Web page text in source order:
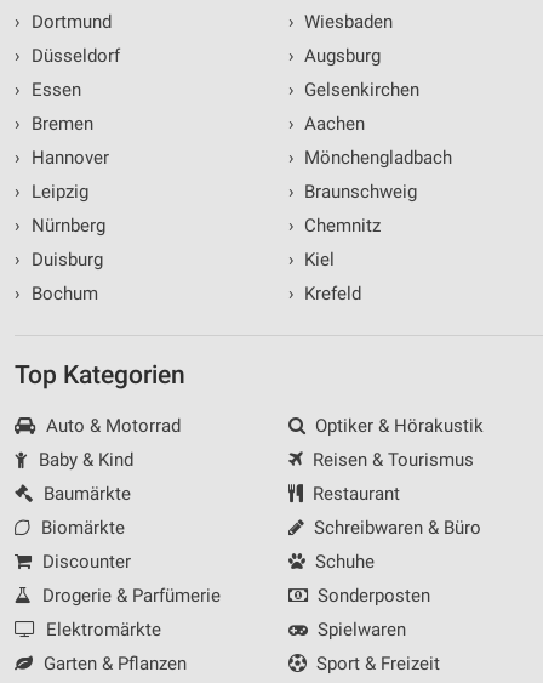
›
Dortmund
›
Düsseldorf
›
Essen
›
Bremen
›
Hannover
›
Leipzig
›
Nürnberg
›
Duisburg
›
Bochum
› Wiesbaden
› Augsburg
› Gelsenkirchen
› Aachen
› Mönchengladbach
› Braunschweig
› Chemnitz
› Kiel
› Krefeld
Top Kategorien
Auto & Motorrad
Baby & Kind
Baumärkte
Biomärkte
Discounter
Drogerie & Parfümerie
Elektromärkte
Garten & Pflanzen
Optiker & Hörakustik
Reisen & Tourismus
Restaurant
Schreibwaren & Büro
Schuhe
Sonderposten
Spielwaren
Sport & Freizeit